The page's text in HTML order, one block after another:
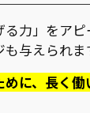
る力」をア
与えられま
に、長く働